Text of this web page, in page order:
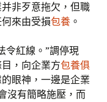
非歹意拖欠，但職
來由受損包養 。
令紅線。”調停現
，向企業方包養俱
眼神，一邊是企業
沒有簡略施壓，而